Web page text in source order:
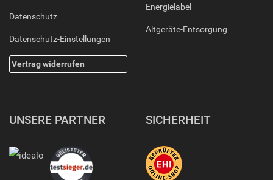
Datenschutz
Datenschutz-Einstellungen
Vertrag widerrufen
Energielabel
Altgeräte-Entsorgung
UNSERE PARTNER SICHERHEIT